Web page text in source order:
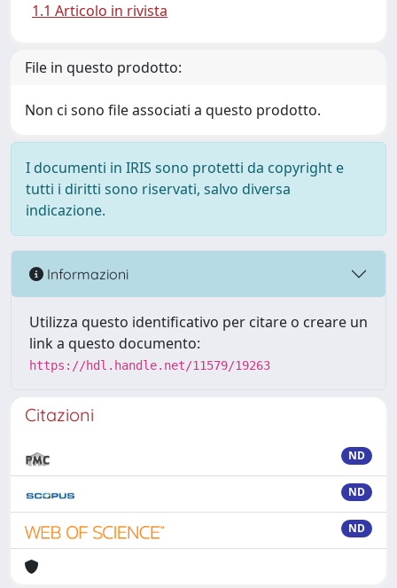
1.1 Articolo in rivista
File in questo prodotto:
Non ci sono file associati a questo prodotto.
I documenti in IRIS sono protetti da copyright e
tutti i diritti sono riservati, salvo diversa
indicazione.
Informazioni
Utilizza questo identificativo per citare o creare un
link a questo documento:
https://hdl.handle.net/11579/19263
Citazioni
ND
ND
ND